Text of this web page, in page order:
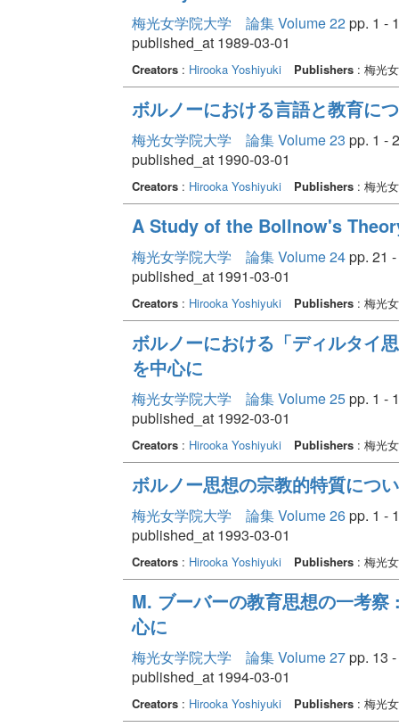
梅光女学院大学 論集 Volume 22pp. 1 -
published_at 1989-03-01
Creators: Hirooka Yoshiyuki Publishers: 梅光
ボルノーにおける言語と教育に
梅光女学院大学 論集 Volume 23 pp. 1 -
published_at 1990-03-01
Creators: Hirooka Yoshiyuki Publishers: 梅光
A Study of the Bollnow's
梅光女学院大学 論集 Volume 24pp. 21 -
published_at 1991-03-01
Creators: Hirooka Yoshiyuki Publishers: 梅光
ボルノーにおける「ディルタイ
を中心に
梅光女学院大学 論集 Volume 25pp. 1 -
published_at 1992-03-01
Creators: Hirooka Yoshiyuki Publishers: 梅光
ボルノー思想の宗教的特質につ
梅光女学院大学 論集 Volume 26pp. 1 -
published_at 1993-03-01
Creators: Hirooka Yoshiyuki Publishers: 梅光
M. ブーバーの教育思想の一考
心に
梅光女学院大学 論集 Volume 27pp. 13 -
published_at 1994-03-01
Creators: Hirooka Yoshiyuki Publishers: 梅光